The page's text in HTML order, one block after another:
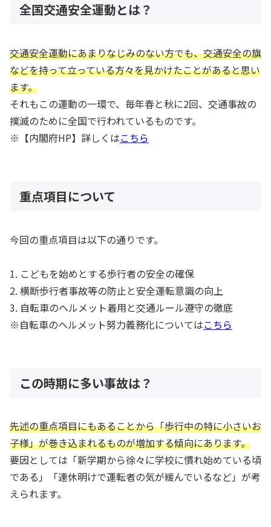
全国交通安全運動とは？
交通安全運動にあまりなじみのない方でも、交通安全の旗
などを持って立っている方々を見かけたことがあると思い
ます。
それもこの運動の一環で、毎年春と秋に2回、交通事故の
撲滅のために全国で行われているものです。
※【内閣府HP】詳しくはこちら
重点項目について
今回の重点項目は以下の通りです。
1. こどもを始めとする歩行者の安全の確保
2. 横断歩行者事故等の防止と安全運転意識の向上
3. 自転車のヘルメット着用と交通ルール遵守の徹底
※自転車のヘルメット努力義務化についてはこちら
この時期に多い事故は？
先述の重点項目にもあることから「歩行中の特に小さいお
子様」が巻き込まれるものが増加する傾向にあります。
要因としては「新学期から徐々に学校に慣れ始めている頃
である」「連休明けで運転者の気が緩んでいるなど」が考
えられます。